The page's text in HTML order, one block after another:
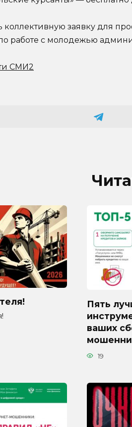
коллективную заявку для
работе с молодежью
СМИ2
Пять
ваших
19